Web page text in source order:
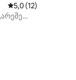
საშუალო
5,0 (12)